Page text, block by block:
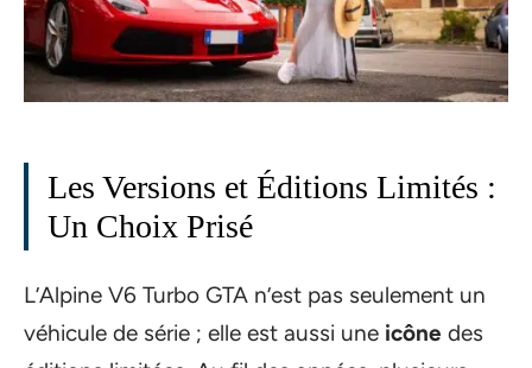
Les Versions et Éditions Limités :
Un Choix Prisé
L’Alpine V6 Turbo GTA n’est pas seulement un
véhicule de série ; elle est aussi une icône des